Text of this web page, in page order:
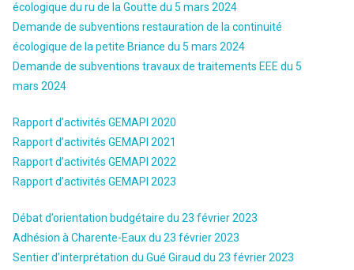
écologique du ru de la Goutte du 5 mars 2024
Demande de subventions restauration de la continuité
écologique de la petite Briance du 5 mars 2024
Demande de subventions travaux de traitements EEE du 5
mars 2024
Rapport d’activités GEMAPI 2020
Rapport d’activités GEMAPI 2021
Rapport d’activités GEMAPI 2022
Rapport d’activités GEMAPI 2023
Débat d’orientation budgétaire du 23 février 2023
Adhésion à Charente-Eaux du 23 février 2023
Sentier d’interprétation du Gué Giraud du 23 février 2023